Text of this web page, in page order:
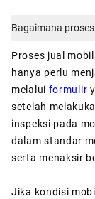
Bagaimana
Proses jual
hanya perlu
melalui formulir
setelah
inspeksi pada
dalam standar
serta menaksir
Jika kondisi